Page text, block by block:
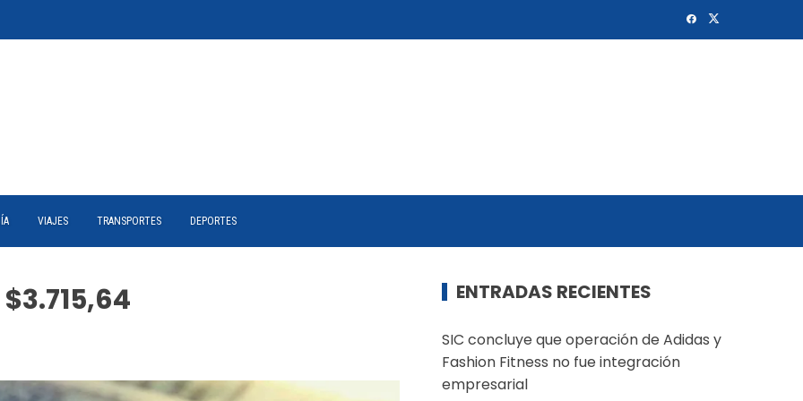
VIAJES TRANSPORTES DEPORTES
ENTRADAS RECIENTES
SIC concluye que operación de Adidas y
Fashion Fitness no fue integración
empresarial